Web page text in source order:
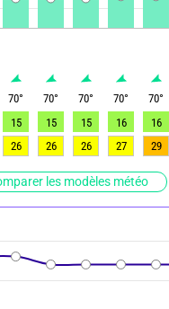
les modèles météo
70° 70° 70° 70° 70°
15 15 15 16 16
26 26 26 27 29